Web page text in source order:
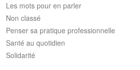
Les mots pour en parler
Non classé
Penser sa pratique professionnelle
Santé au quotidien
Solidarité